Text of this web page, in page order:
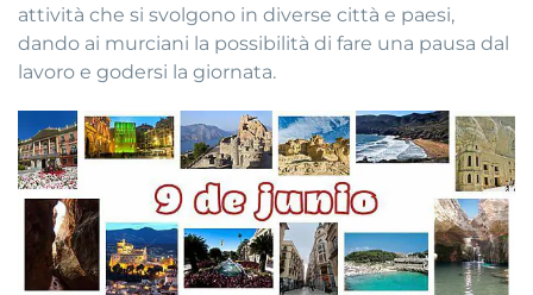
attività che si svolgono in diverse città e paesi,
dando ai murciani la possibilità di fare una pausa dal
lavoro e godersi la giornata.